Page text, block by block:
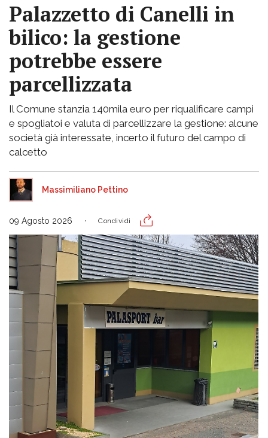
Palazzetto di Canelli in
bilico: la gestione
potrebbe essere
parcellizzata
Il Comune stanzia 140mila euro per riqualificare campi
e spogliatoi e valuta di parcellizzare la gestione: alcune
società già interessate, incerto il futuro del campo di
calcetto
Massimiliano Pettino
09 Agosto 2026 Condividi